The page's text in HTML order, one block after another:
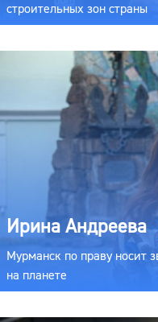
строительных зон страны
Ирина Андреева
Мурманск по праву носит
на планете